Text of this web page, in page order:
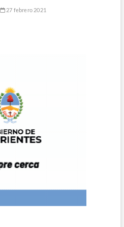
27 febrero 2021